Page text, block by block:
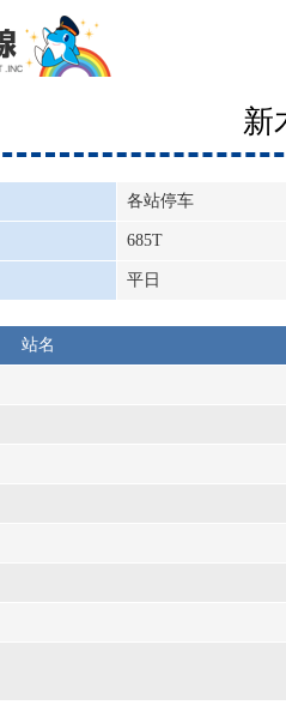
新
各站停车
685T
平日
站名